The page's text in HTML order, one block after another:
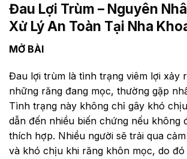
Đau Lợi Trùm – Nguyên
Xử Lý An Toàn Tại Nha
MỞ BÀI
Đau lợi trùm là tình trạng viêm lợi xảy
những răng đang mọc, thường gặp
Tình trạng này không chỉ gây khó
dẫn đến nhiều biến chứng nếu không
thích hợp. Nhiều người sẽ trải qua
và khó chịu khi răng khôn mọc, do đó